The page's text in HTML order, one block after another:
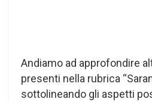
Andiamo ad approfondire
presenti nella rubrica
sottolineando gli aspetti